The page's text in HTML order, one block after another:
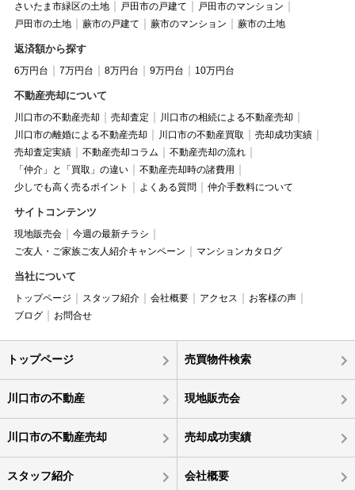
さいたま市緑区の土地
戸田市の戸建て
戸田市のマンション
戸田市の土地
蕨市の戸建て 蕨市のマンション 蕨市の土地
返済額から探す
6万円台 7万円台 8万円台 9万円台 10万円台
不動産売却について
川口市の不動産売却 売却査定
川口市の相続による不動産売却
川口市の離婚による不動産売却
川口市の不動産買取
売却成功実績
売却査定実績
不動産売却コラム
不動産売却の流れ
「仲介」と「買取」の違い
不動産売却時の諸費用
少しでも高く売るポイント
よくある質問 仲介手数料について
サイトコンテンツ
現地販売会
今週の最新チラシ
ご友人・ご家族ご友人紹介キャンペーン
マンションカタログ
当社について
トップページ スタッフ紹介 会社概要 アクセス
お客様の声
ブログ
お問合せ
トップページ 売買物件検索
川口市の不動産 現地販売会
川口市の不動産売却 売却成功実績
スタッフ紹介 会社概要